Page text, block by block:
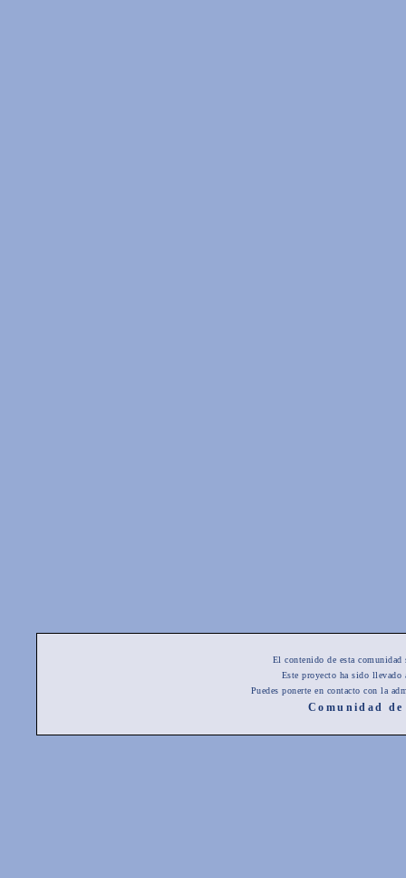
El contenido de esta
Este proyecto ha sido
Puedes ponerte en contacto con la
Comunidad